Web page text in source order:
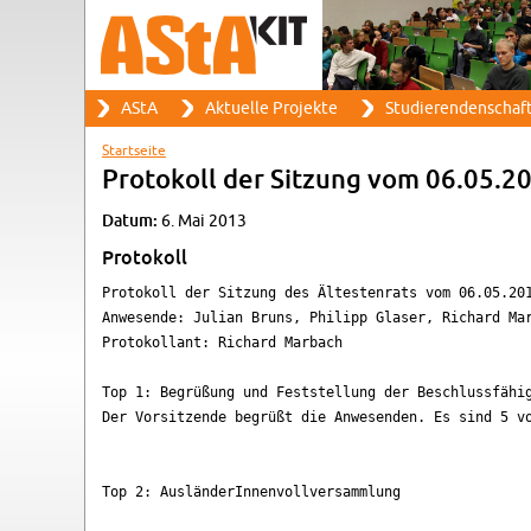
Such­for­mu­lar
Suche
Haupt­me­nü
AStA Ak­tu­el­le Pro­jek­te
Sie sind hier
Start­sei­te
Pro­to­koll der Sit­zung vom
Datum: 6. Mai 2013
Pro­to­koll
Protokoll der Sitzung des Ältestenrats vom
Anwesende: Julian Bruns, Philipp Glaser, Richard
Protokollant: Richard Marbach
Top 1: Begrüßung und Feststellung der
Der Vorsitzende begrüßt die Anwesenden. Es sind
Top 2: AusländerInnenvollversammlung